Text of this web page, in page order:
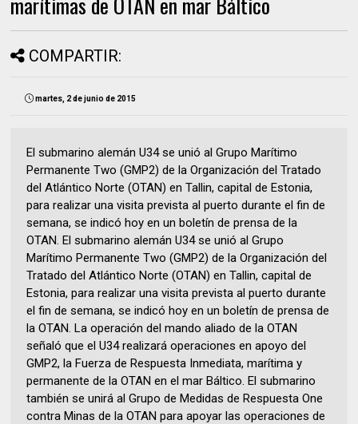
COMPARTIR:
martes, 2 de junio de 2015
El submarino alemán U34 se unió al Grupo Marítimo
Permanente Two (GMP2) de la Organización del Tratado
del Atlántico Norte (OTAN) en Tallin, capital de Estonia,
para realizar una visita prevista al puerto durante el fin de
semana, se indicó hoy en un boletín de prensa de la
OTAN. El submarino alemán U34 se unió al Grupo
Marítimo Permanente Two (GMP2) de la Organización del
Tratado del Atlántico Norte (OTAN) en Tallin, capital de
Estonia, para realizar una visita prevista al puerto durante
el fin de semana, se indicó hoy en un boletín de prensa de
la OTAN. La operación del mando aliado de la OTAN
señaló que el U34 realizará operaciones en apoyo del
GMP2, la Fuerza de Respuesta Inmediata, marítima y
permanente de la OTAN en el mar Báltico. El submarino
también se unirá al Grupo de Medidas de Respuesta One
contra Minas de la OTAN para apoyar las operaciones de